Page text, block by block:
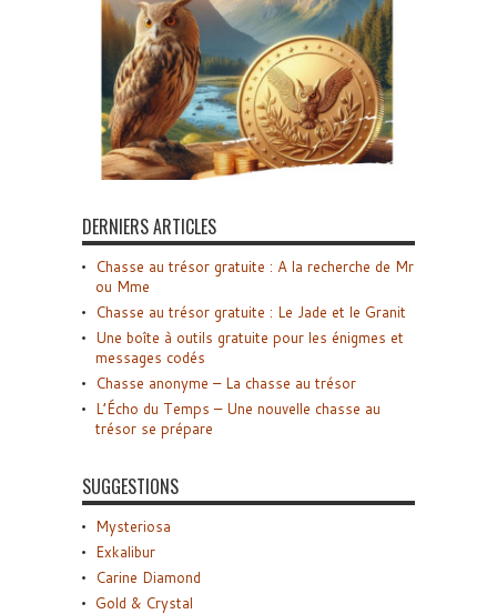
DERNIERS ARTICLES
Chasse au trésor gratuite : A la recherche de Mr
ou Mme
Chasse au trésor gratuite : Le Jade et le Granit
Une boîte à outils gratuite pour les énigmes et
messages codés
Chasse anonyme – La chasse au trésor
L’Écho du Temps – Une nouvelle chasse au
trésor se prépare
SUGGESTIONS
Mysteriosa
Exkalibur
Carine Diamond
Gold & Crystal